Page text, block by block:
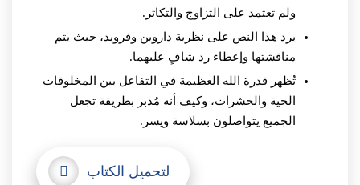
ولم تعتمد على التزاوج والتكاثر.
يرد هذا النص على نظرية داروين وفرويد، حيث يتم
مناقشتها وإعطاء رد شافٍ عليهما.
تُظهر قدرة الله العظيمة في التفاعل بين المخلوقات
الحية والحشرات، وكيف أنه مُدبر بطريقة تجعل
الجميع يتواصلون بسلاسة ويسر.
لتحميل الكتاب